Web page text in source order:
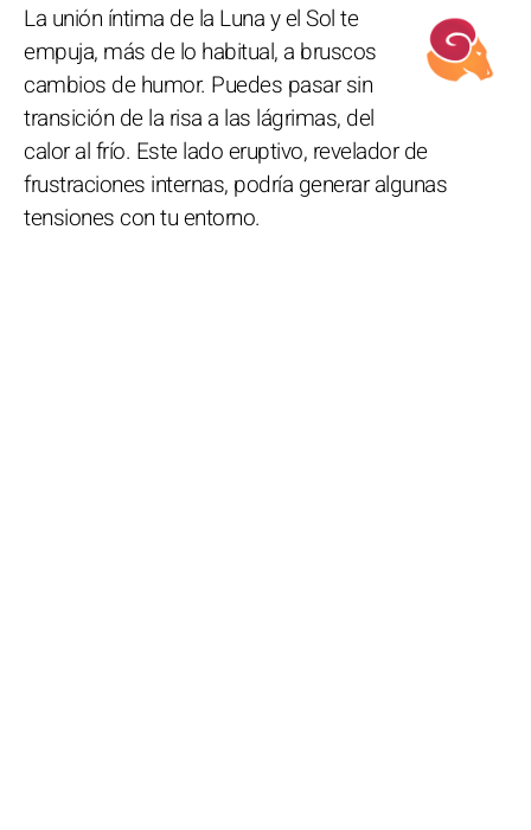
La unión íntima de la Luna y el Sol te
empuja, más de lo habitual, a bruscos
cambios de humor. Puedes pasar sin
transición de la risa a las lágrimas, del
calor al frío. Este lado eruptivo, revelador de
frustraciones internas, podría generar algunas
tensiones con tu entorno.